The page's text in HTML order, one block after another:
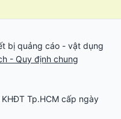
bị quảng cáo - vật dụng
- Quy định chung
Tp.HCM cấp ngày